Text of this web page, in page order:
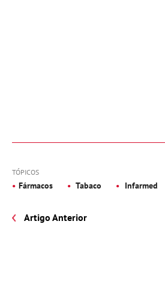
TÓPICOS
Fármacos Tabaco Infarmed
Artigo Anterior